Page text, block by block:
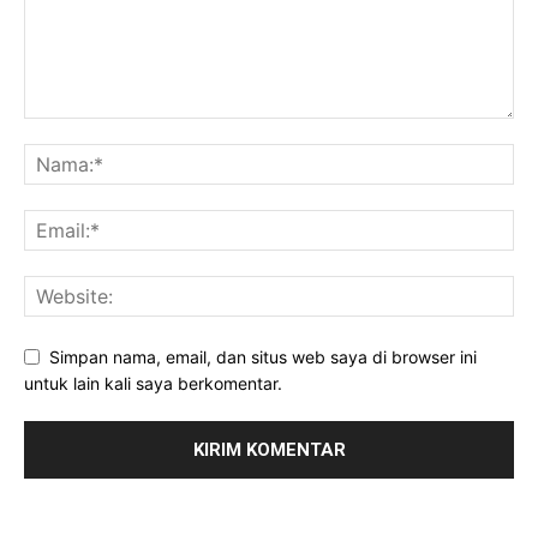
Simpan nama, email, dan situs web saya di browser ini
untuk lain kali saya berkomentar.